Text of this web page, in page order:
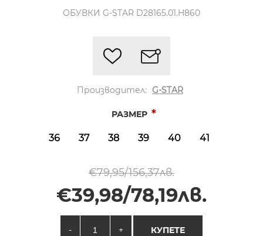
ОБУВКИ G-STAR D28165.01.H860
Производител: G-STAR
РАЗМЕР *
36 37 38 39 40 41
€79,95/156,37лв.
€39,98/78,19лв.
- + КУПЕТЕ